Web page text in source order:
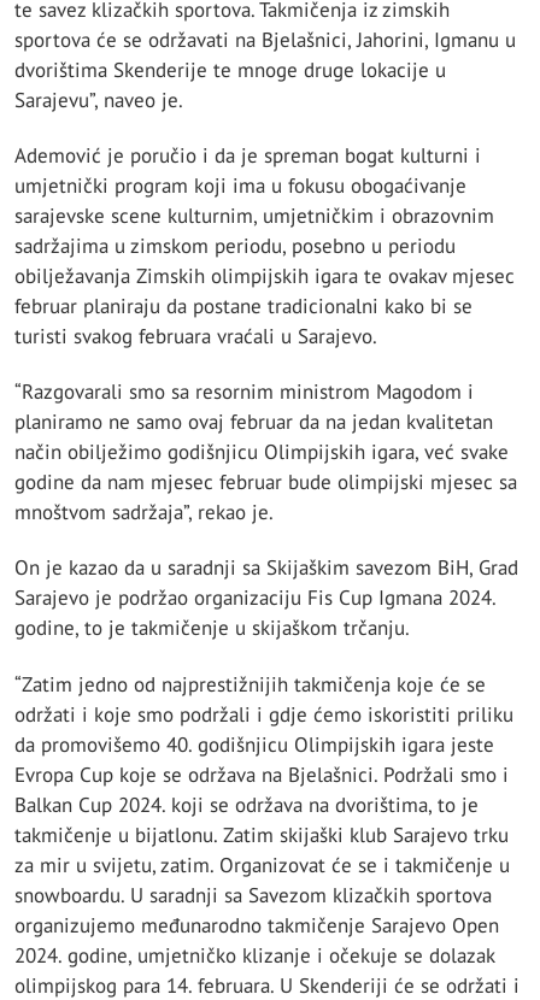
te savez klizačkih sportova. Takmičenja iz zimskih
sportova će se održavati na Bjelašnici, Jahorini, Igmanu u
dvorištima Skenderije te mnoge druge lokacije u
Sarajevu”, naveo je.
Ademović je poručio i da je spreman bogat kulturni i
umjetnički program koji ima u fokusu obogaćivanje
sarajevske scene kulturnim, umjetničkim i obrazovnim
sadržajima u zimskom periodu, posebno u periodu
obilježavanja Zimskih olimpijskih igara te ovakav mjesec
februar planiraju da postane tradicionalni kako bi se
turisti svakog februara vraćali u Sarajevo.
“Razgovarali smo sa resornim ministrom Magodom i
planiramo ne samo ovaj februar da na jedan kvalitetan
način obilježimo godišnjicu Olimpijskih igara, već svake
godine da nam mjesec februar bude olimpijski mjesec sa
mnoštvom sadržaja”, rekao je.
On je kazao da u saradnji sa Skijaškim savezom BiH, Grad
Sarajevo je podržao organizaciju Fis Cup Igmana 2024.
godine, to je takmičenje u skijaškom trčanju.
“Zatim jedno od najprestižnijih takmičenja koje će se
održati i koje smo podržali i gdje ćemo iskoristiti priliku
da promovišemo 40. godišnjicu Olimpijskih igara jeste
Evropa Cup koje se održava na Bjelašnici. Podržali smo i
Balkan Cup 2024. koji se održava na dvorištima, to je
takmičenje u bijatlonu. Zatim skijaški klub Sarajevo trku
za mir u svijetu, zatim. Organizovat će se i takmičenje u
snowboardu. U saradnji sa Savezom klizačkih sportova
organizujemo međunarodno takmičenje Sarajevo Open
2024. godine, umjetničko klizanje i očekuje se dolazak
olimpijskog para 14. februara. U Skenderiji će se održati i